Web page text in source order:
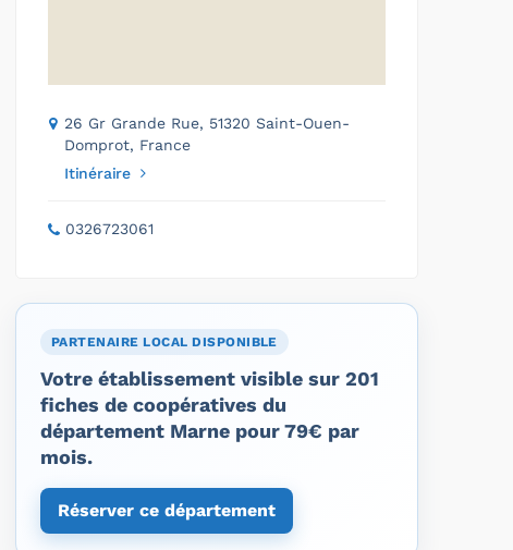
26 Gr Grande Rue, 51320 Saint-Ouen-
Domprot, France
Itinéraire
0326723061
PARTENAIRE LOCAL DISPONIBLE
Votre établissement visible sur 201
fiches de coopératives du
département Marne pour 79€ par
mois.
Réserver ce département